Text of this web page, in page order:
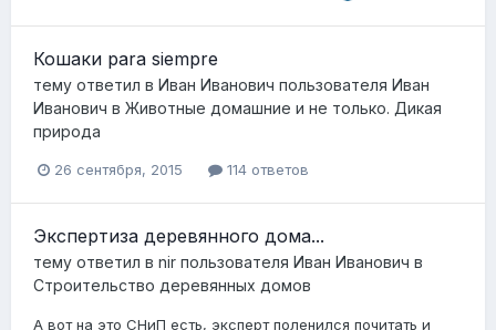
Кошаки para siempre
тему ответил в Иван Иванович пользователя Иван
Иванович в Животные домашние и не только. Дикая
природа
26 сентября, 2015 114 ответов
Экспертиза деревянного дома...
тему ответил в nir пользователя Иван Иванович в
Строительство деревянных домов
А вот на это СНиП есть, эксперт поленился почитать и